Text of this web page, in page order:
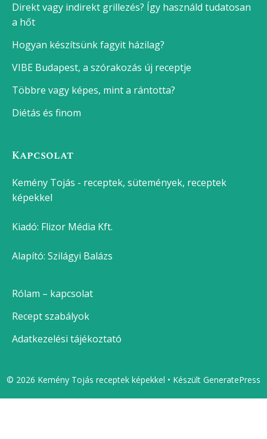
Direkt vagy indirekt grillezés? Így használd tudatosan
a hőt
Hogyan készítsünk fagyit házilag?
VIBE Budapest, a szórakozás új receptje
Többre vagy képes, mint a rántotta?
Diétás és finom
Kapcsolat
Kemény Tojás - receptek, sütemények, receptek
képekkel
Kiadó: Flizor Média Kft.
Alapító: Szilágyi Balázs
Rólam – kapcsolat
Recept szabályok
Adatkezelési tájékoztató
© 2026 Kemény Tojás receptek képekkel • Készült GeneratePress